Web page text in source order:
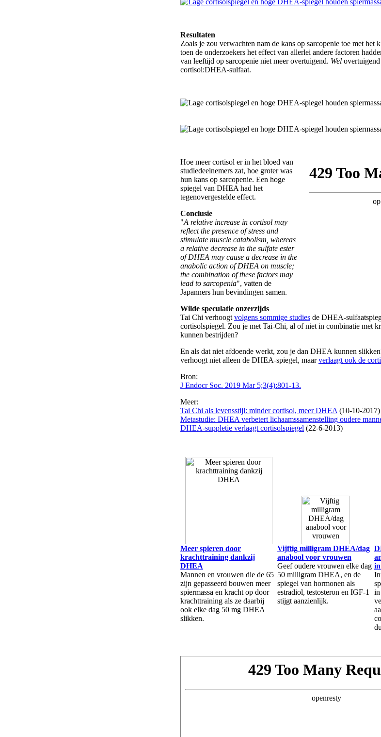
Resultaten
Zoals je zou verwachten nam de kans op sarcopenie toe met het
toen de onderzoekers het effect van allerlei andere factoren
van leeftijd op sarcopenie niet meer overtuigend. Wel
cortisol:DHEA-sulfaat.
Hoe meer cortisol er in het bloed van
studiedeelnemers zat, hoe groter was
hun kans op sarcopenie. Een hoge
spiegel van DHEA had het
tegenovergestelde effect.
Conclusie
"A relative increase in cortisol may
reflect the presence of stress and
stimulate muscle catabolism, whereas
a relative decrease in the sulfate ester
of DHEA may cause a decrease in the
anabolic action of DHEA on muscle;
the combination of these factors may
lead to sarcopenia", vatten de
Japanners hun bevindingen samen.
Wilde speculatie onzerzijds
Tai Chi verhoogt volgens sommige studies de DHEA-
cortisolspiegel. Zou je met Tai-Chi, al of niet in combinatie met
kunnen bestrijden?
En als dat niet afdoende werkt, zou je dan DHEA kunnen
verhoogt niet alleen de DHEA-spiegel, maarverlaagt ook de
Bron:
J Endocr Soc. 2019 Mar 5;3(4):801-13.
Meer:
Tai Chi als levensstijl: minder cortisol, meer DHEA (10-10-2017)
Metastudie: DHEA verbetert lichaamssamenstelling oudere
DHEA-suppletie verlaagt cortisolspiegel (22-6-2013)
Meer spieren door
krachttraining dankzij
DHEA
Mannen en vrouwen die de 65
zijn gepasseerd bouwen meer
spiermassa en kracht op door
krachttraining als ze daarbij
ook elke dag 50 mg DHEA
slikken.
Vijftig milligram DHEA/dag
anabool voor vrouwen
Geef oudere vrouwen elke dag
50 milligram DHEA, en de
spiegel van hormonen als
estradiol, testosteron en IGF-1
stijgt aanzienlijk.
in